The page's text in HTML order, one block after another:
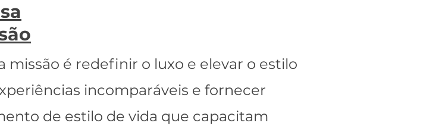
missão é redefinir o luxo e elevar o estilo
incomparáveis e fornecer
de estilo de vida que capacitam